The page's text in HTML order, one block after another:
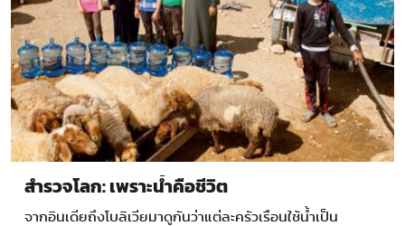
สำรวจโลก: เพราะน้ำคือชีวิต
จากอินเดียถึงโบลิเวียมาดูกันว่าแต่ละครัวเรือนใช้น้ำเป็น